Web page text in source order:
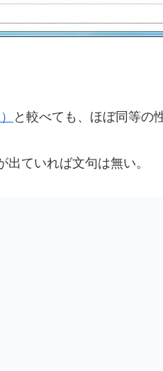
と較べても、ほぼ同等の
ていれば文句は無い。